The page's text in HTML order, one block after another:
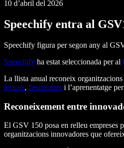
10 d’abril del 2026
Speechify entra al
Speechify figura per segon any al
Speechify ha estat seleccionada per al
La llista anual reconeix
lectura, l'escriptura i l’aprenentatge
Reconeixement entre
El GSV 150 posa en relleu empreses
organitzacions innovadores que